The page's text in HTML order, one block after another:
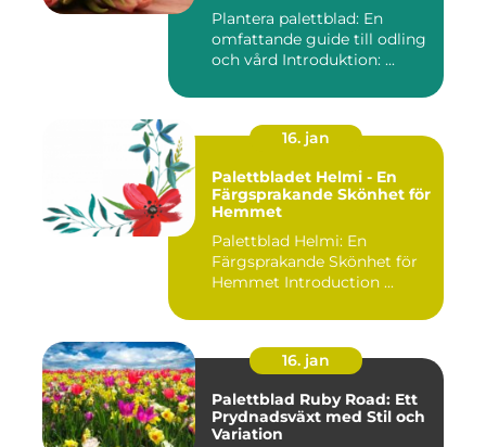
Plantera palettblad: En
omfattande guide till odling
och vård Introduktion: ...
16. jan
Palettbladet Helmi - En
Färgsprakande Skönhet för
Hemmet
Palettblad Helmi: En
Färgsprakande Skönhet för
Hemmet Introduction ...
16. jan
Palettblad Ruby Road: Ett
Prydnadsväxt med Stil och
Variation